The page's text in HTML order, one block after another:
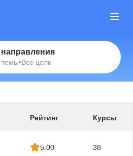
направления
темы•Все цели
Рейтинг Курсы
5.00 38